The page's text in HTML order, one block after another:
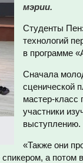
мэрии.
Студенты
технологий
в программе
Сначала
сценической
мастер-класс
участники
выступлению.
«Также они
а потом